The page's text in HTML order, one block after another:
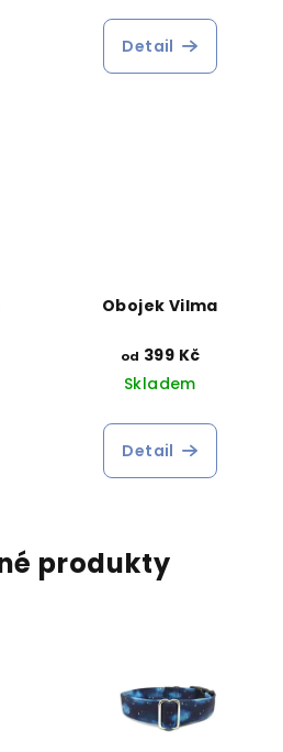
Detail
Obojek Vilma
od 399 Kč
Skladem
Detail
produkty